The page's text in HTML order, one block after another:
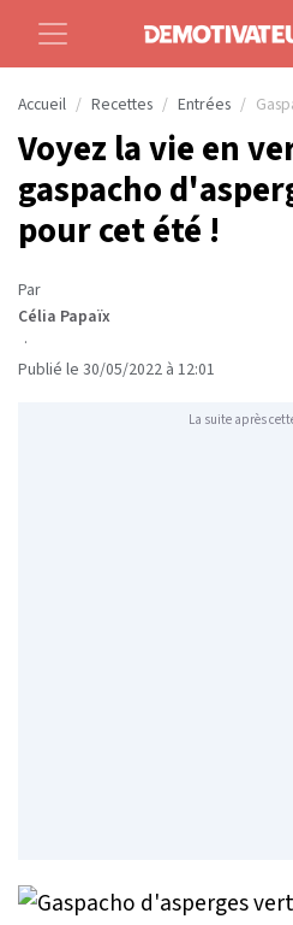
Accueil Recettes Entrées
Voyez la vie en
gaspacho
pour cet été !
Par
Célia Papaïx
·
Publié le 30/05/2022 à 12:01
La suite après